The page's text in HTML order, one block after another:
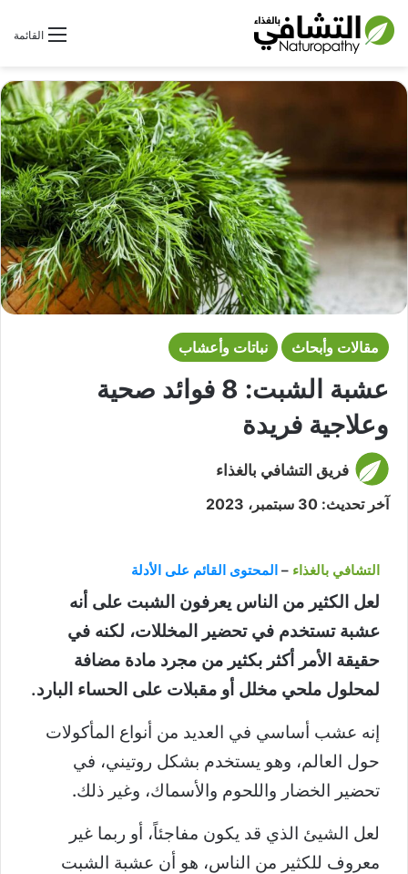
القائمةبحث عن
مقالات وأبحاث نباتات وأعشاب
عشبة الشبت: 8 فوائد صحية
وعلاجية فريدة
فريق التشافي بالغذاء
آخر تحديث: 30 سبتمبر، 2023
التشافي بالغذاء – المحتوى القائم على الأدلة
لعل الكثير من الناس يعرفون الشبت على أنه
عشبة تستخدم في تحضير المخللات، لكنه في
حقيقة الأمر أكثر بكثير من مجرد مادة مضافة
لمحلول ملحي مخلل أو مقبلات على الحساء البارد.
إنه عشب أساسي في العديد من أنواع المأكولات
حول العالم، وهو يستخدم بشكل روتيني، في
تحضير الخضار واللحوم والأسماك، وغير ذلك.
لعل الشيئ الذي قد يكون مفاجئاً، أو ربما غير
معروف للكثير من الناس، هو أن عشبة الشبت